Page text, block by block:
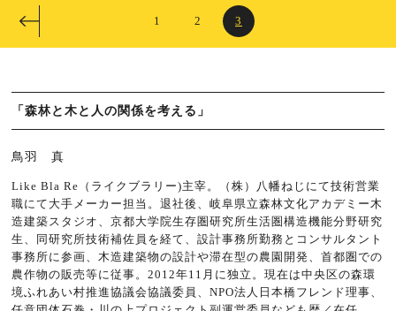
1 2 3
「森林と木と人の関係を考える」
鳥羽 真
Like Bla Re（ライクブラリー)主宰。（株）八幡ねじにて技術営業
職にて大手メーカー担当。退社後、岐阜県立森林文化アカデミー木
造建築スタジオ、京都大学院生存圏研究所生活圏構造機能分野研究
生、同研究所技術補佐員を経て、設計事務所勤務とコンサルタント
事務所に参画、木造建築物の設計や滞在型の農園開発、首都圏での
農作物の販売等に従事。2012年11月に独立。現在は中央区の森環
境ふれあい村推進協議会協議委員、NPO法人日本橋フレンド理事、